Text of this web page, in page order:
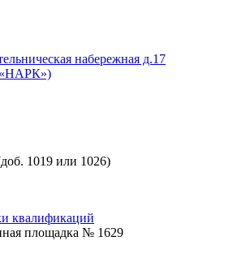
набережная д.17
1019 или 1026)
квалификаций
площадка № 1629